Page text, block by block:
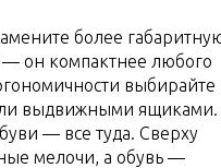
более
он компактнее любого
выбирайте
выдвижными ящиками.
— все туда. Сверху
мелочи, а обувь —